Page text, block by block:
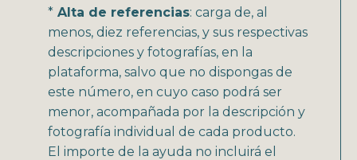
* Alta de referencias: carga de, al
menos, diez referencias, y sus respectivas
descripciones y fotografías, en la
plataforma, salvo que no dispongas de
este número, en cuyo caso podrá ser
menor, acompañada por la descripción y
fotografía individual de cada producto.
El importe de la ayuda no incluirá el